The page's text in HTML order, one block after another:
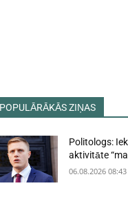
POPULĀRĀKĀS ZIŅAS
Politologs:
aktivitāte
06.08.2026 08:43